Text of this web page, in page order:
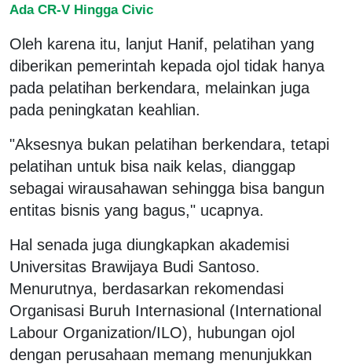
Ada CR-V Hingga Civic
Oleh karena itu, lanjut Hanif, pelatihan yang
diberikan pemerintah kepada ojol tidak hanya
pada pelatihan berkendara, melainkan juga
pada peningkatan keahlian.
"Aksesnya bukan pelatihan berkendara, tetapi
pelatihan untuk bisa naik kelas, dianggap
sebagai wirausahawan sehingga bisa bangun
entitas bisnis yang bagus," ucapnya.
Hal senada juga diungkapkan akademisi
Universitas Brawijaya Budi Santoso.
Menurutnya, berdasarkan rekomendasi
Organisasi Buruh Internasional (International
Labour Organization/ILO), hubungan ojol
dengan perusahaan memang menunjukkan